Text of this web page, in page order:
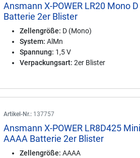
Ansmann X-POWER LR20 Mono D
Batterie 2er Blister
Zellengröße: D (Mono)
System: AlMn
Spannung: 1,5 V
Verpackungsart: 2er Blister
Artikel-Nr.: 137757
Ansmann X-POWER LR8D425
AAAA Batterie 2er Blister
Zellengröße: AAAA